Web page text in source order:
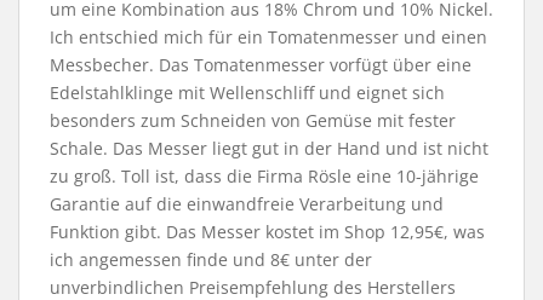
um eine Kombination aus 18% Chrom und 10% Nickel.
Ich entschied mich für ein Tomatenmesser und einen
Messbecher. Das Tomatenmesser vorfügt über eine
Edelstahlklinge mit Wellenschliff und eignet sich
besonders zum Schneiden von Gemüse mit fester
Schale. Das Messer liegt gut in der Hand und ist nicht
zu groß. Toll ist, dass die Firma Rösle eine 10-jährige
Garantie auf die einwandfreie Verarbeitung und
Funktion gibt. Das Messer kostet im Shop 12,95€, was
ich angemessen finde und 8€ unter der
unverbindlichen Preisempfehlung des Herstellers